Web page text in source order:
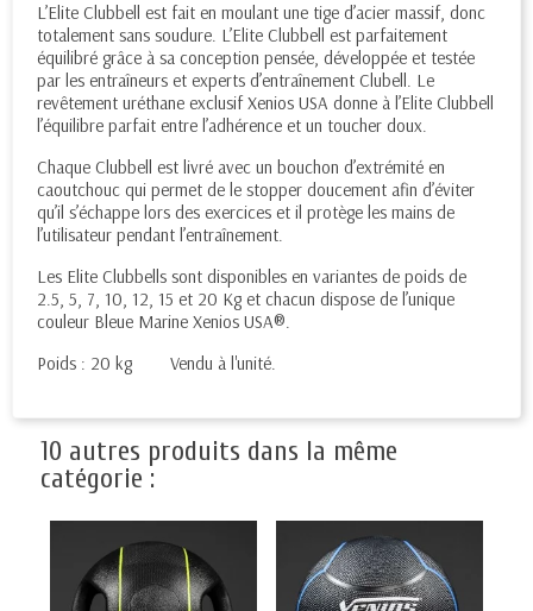
L’Elite Clubbell est fait en moulant une tige d’acier massif, donc
totalement sans soudure. L’Elite Clubbell est parfaitement
équilibré grâce à sa conception pensée, développée et testée
par les entraîneurs et experts d’entraînement Clubell. Le
revêtement uréthane exclusif Xenios USA donne à l’Elite Clubbell
l’équilibre parfait entre l’adhérence et un toucher doux.
Chaque Clubbell est livré avec un bouchon d’extrémité en
caoutchouc qui permet de le stopper doucement afin d’éviter
qu’il s’échappe lors des exercices et il protège les mains de
l’utilisateur pendant l’entraînement.
Les Elite Clubbells sont disponibles en variantes de poids de
2.5, 5, 7, 10, 12, 15 et 20 Kg et chacun dispose de l’unique
couleur Bleue Marine Xenios USA®.
Poids : 20 kg Vendu à l'unité.
10 autres produits dans la même
catégorie :